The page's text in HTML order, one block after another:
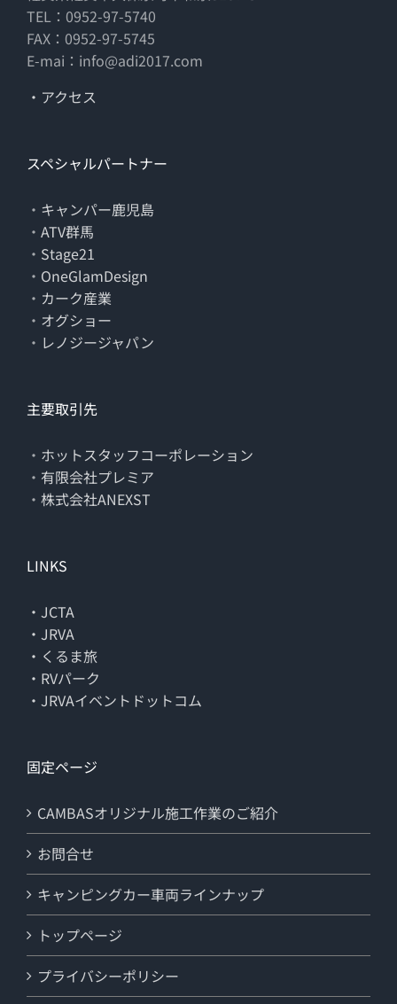
TEL：0952-97-5740
FAX：0952-97-5745
E-mai：info@adi2017.com
・アクセス
スペシャルパートナー
・ キャンパー鹿児島
・ ATV群馬
・ Stage21
・ OneGlamDesign
・ カーク産業
・ オグショー
・ レノジージャパン
主要取引先
・ ホットスタッフコーポレーション
・ 有限会社プレミア
・ 株式会社ANEXST
LINKS
・JCTA
・JRVA
・くるま旅
・RVパーク
・JRVAイベントドットコム
固定ページ
CAMBASオリジナル施工作業のご紹介
お問合せ
キャンピングカー車両ラインナップ
トップページ
プライバシーポリシー